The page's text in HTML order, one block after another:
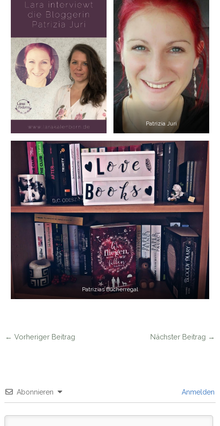
Patrizia Juri
Patrizias Bücherregal
← Vorheriger Beitrag Nächster Beitrag →
Abonnieren Anmelden